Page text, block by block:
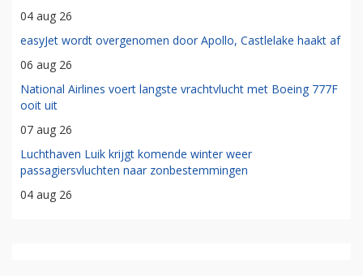
04 aug 26
easyJet wordt overgenomen door Apollo, Castlelake haakt af
06 aug 26
National Airlines voert langste vrachtvlucht met Boeing 777F
ooit uit
07 aug 26
Luchthaven Luik krijgt komende winter weer
passagiersvluchten naar zonbestemmingen
04 aug 26